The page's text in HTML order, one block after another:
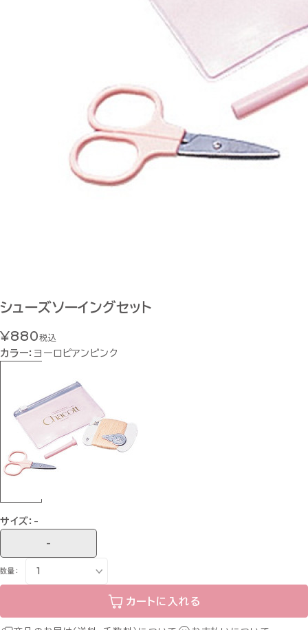
シューズソーイングセット
¥880税込
カラー： ヨーロピアンピンク
サイズ： -
-
数量：
カートに入れる